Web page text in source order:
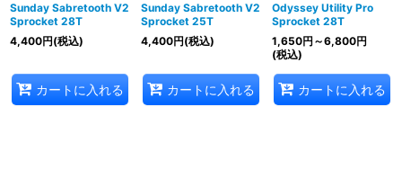
Sunday Sabretooth V2
Sprocket 28T
4,400円(税込)
カートに入れる
Sunday Sabretooth V2
Sprocket 25T
4,400円(税込)
カートに入れる
Odyssey Utility Pro
Sprocket 28T
1,650円 ～6,800円
(税込)
カートに入れる